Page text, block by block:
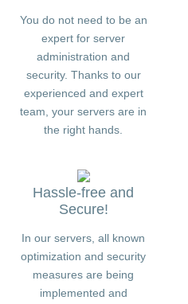
You do not need to be an
expert for server
administration and
security. Thanks to our
experienced and expert
team, your servers are in
the right hands.
Hassle-free and
Secure!
In our servers, all known
optimization and security
measures are being
implemented and